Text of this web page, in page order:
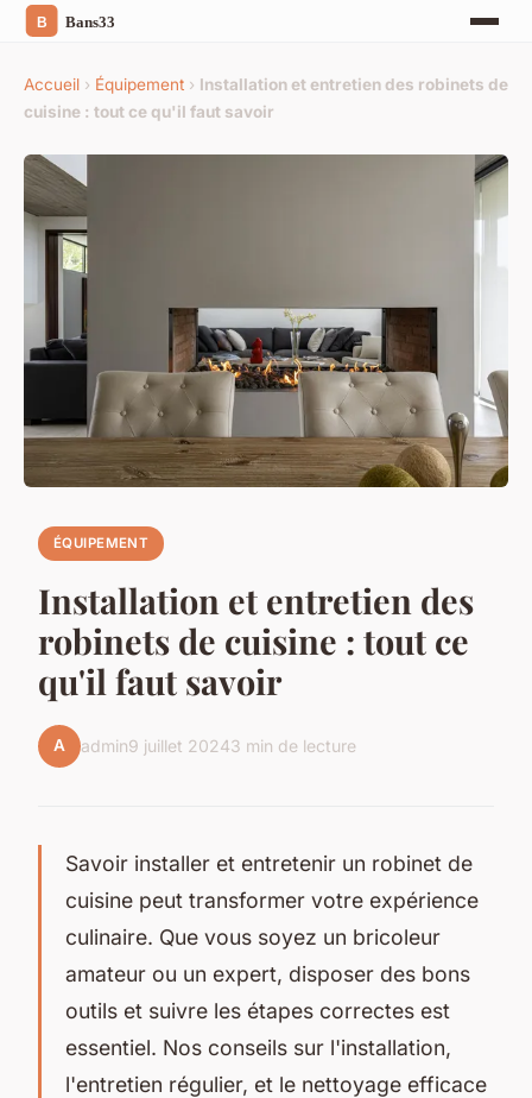
Accueil › Équipement › Installation et entretien des robinets de
cuisine : tout ce qu'il faut savoir
ÉQUIPEMENT
Installation et entretien des
robinets de cuisine : tout ce
qu'il faut savoir
A admin9 juillet 20243 min de lecture
Savoir installer et entretenir un robinet de
cuisine peut transformer votre expérience
culinaire. Que vous soyez un bricoleur
amateur ou un expert, disposer des bons
outils et suivre les étapes correctes est
essentiel. Nos conseils sur l'installation,
l'entretien régulier, et le nettoyage efficace